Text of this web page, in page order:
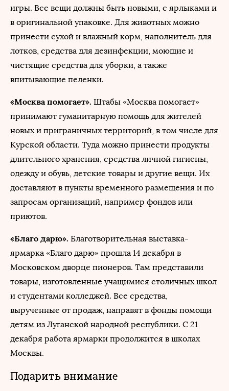
игры. Все вещи должны быть новыми, с ярлыками и
в оригинальной упаковке. Для животных можно
принести сухой и влажный корм, наполнитель для
лотков, средства для дезинфекции, моющие и
чистящие средства для уборки, а также
впитывающие пеленки.
«Москва помогает». Штабы «Москва помогает»
принимают гуманитарную помощь для жителей
новых и приграничных территорий, в том числе для
Курской области. Туда можно принести продукты
длительного хранения, средства личной гигиены,
одежду и обувь, детские товары и другие вещи. Их
доставляют в пункты временного размещения и по
запросам организаций, например фондов или
приютов.
«Благо дарю». Благотворительная выставка-
ярмарка «Благо дарю» прошла 14 декабря в
Московском дворце пионеров. Там представили
товары, изготовленные учащимися столичных школ
и студентами колледжей. Все средства,
вырученные от продаж, направят в фонды помощи
детям из Луганской народной республики. С 21
декабря работа ярмарки продолжится в школах
Москвы.
Подарить внимание